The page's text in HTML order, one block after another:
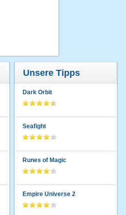
Unsere Tipps
Dark Orbit
Seafight
Runes of Magic
Empire Universe 2